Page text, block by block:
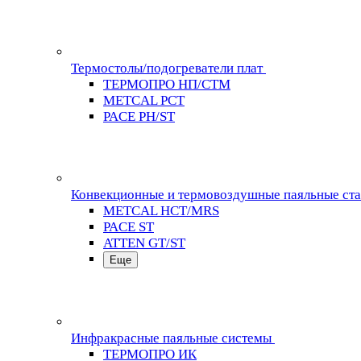
Термостолы/подогреватели плат
ТЕРМОПРО НП/СТМ
METCAL PCT
PACE PH/ST
Конвекционные и термовоздушные паяльные
METCAL HCT/MRS
PACE ST
ATTEN GT/ST
Еще
Инфракрасные паяльные системы
ТЕРМОПРО ИК